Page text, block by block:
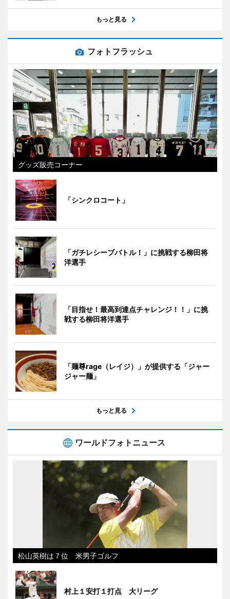
もっと見る
フォトフラッシュ
グッズ販売コーナー
「シンクロコート」
「ガチレシーブバトル！」に挑戦する柳田将
洋選手
「目指せ！最高到達点チャレンジ！！」に挑
戦する柳田将洋選手
「麺尊rage（レイジ）」が提供する「ジャー
ジャー麺」
もっと見る
ワールドフォトニュース
松山英樹は７位 米男子ゴルフ
村上１安打１打点 大リーグ